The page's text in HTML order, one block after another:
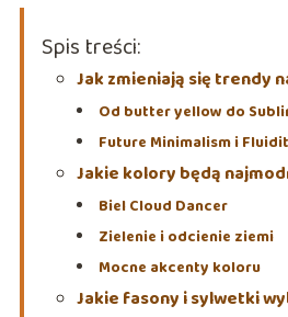
Spis treści:
Jak zmieniają się trendy
Od butter yellow do
Future Minimalism i
Jakie kolory będą
Biel Cloud Dancer
Zielenie i odcienie ziemi
Mocne akcenty koloru
Jakie fasony i sylwetki